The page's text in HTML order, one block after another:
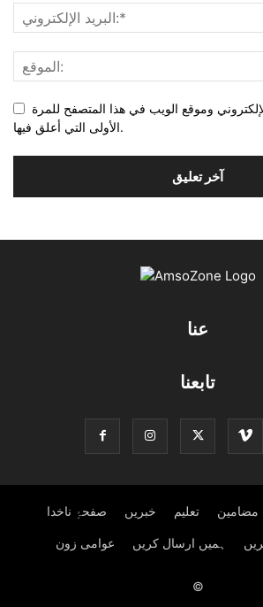
وموقع الويب في هذا المتصفح للمرة
الأولى التي أعلق فيها.
عنا
تابعنا
صفحۂِ ناخدا خبریں تعلیم مضامین
عوامی زون ہمیں ارسال کریں
©